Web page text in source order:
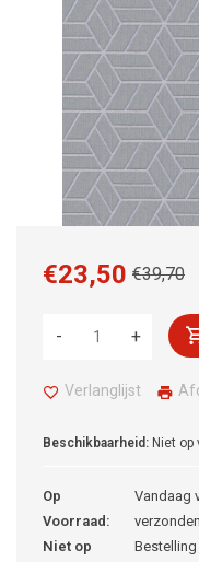
€39,70
€23,50
+
-
Verlanglijst
Beschikbaarheid: Niet op
Op
Voorraad:
Vandaag
Niet op